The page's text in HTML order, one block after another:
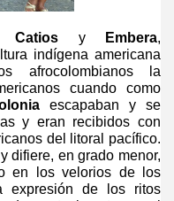
Catios y Embera,
indígena americana
afrocolombianos la
cuando como
escapaban y se
y eran recibidos con
del litoral pacífico.
difiere, en grado menor,
en los velorios de los
expresión de los ritos